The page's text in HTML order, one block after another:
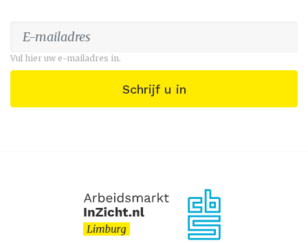
Vul hier uw e-mailadres in.
Schrijf u in